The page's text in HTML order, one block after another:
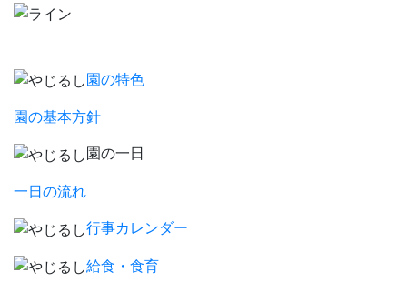
園の特色
園の基本方針
園の一日
一日の流れ
行事カレンダー
給食・食育